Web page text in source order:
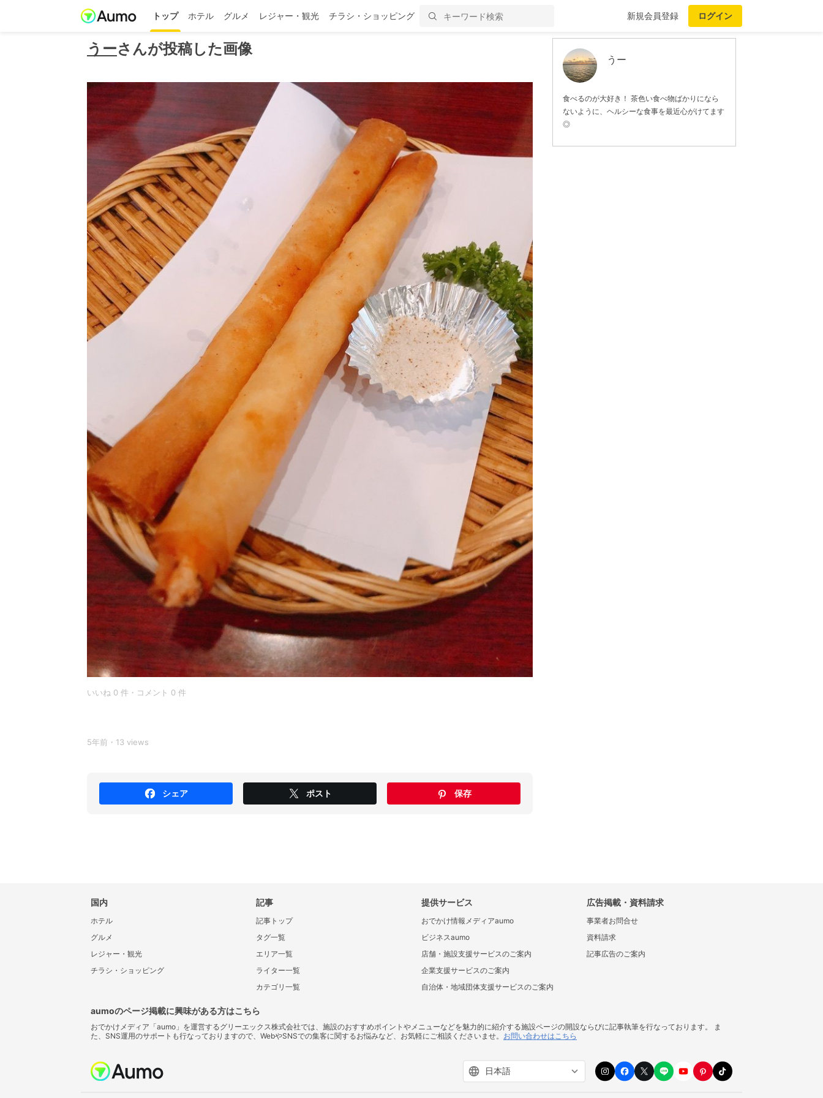
トップ ホテル グルメ レジャー・観光 チラシ・ショッピング 新規会員登録 ログイン
うーさんが投稿した画像
いいね 0 件・コメント 0 件
5年前・13 views
シェア ポスト 保存
うー
食べるのが大好き！ 茶色い食べ物ばかりになら
ないように、ヘルシーな食事を最近心がけてます
◎
国内
ホテル
グルメ
レジャー・観光
チラシ・ショッピング
記事
記事トップ
タグ一覧
エリア一覧
ライター一覧
カテゴリ一覧
提供サービス
おでかけ情報メディアaumo
ビジネスaumo
店舗・施設支援サービスのご案内
企業支援サービスのご案内
自治体・地域団体支援サービスのご案内
広告掲載・資料請求
事業者お問合せ
資料請求
記事広告のご案内
aumoのページ掲載に興味がある方はこちら
おでかけメディア「aumo」を運営するグリーエックス株式会社では、施設のおすすめポイントやメニューなどを魅力的に紹介する施設ページの開設ならびに記事執筆を行なっております。 ま
た、SNS運用のサポートも行なっておりますので、WebやSNSでの集客に関するお悩みなど、お気軽にご相談くださいませ。 お問い合わせはこちら